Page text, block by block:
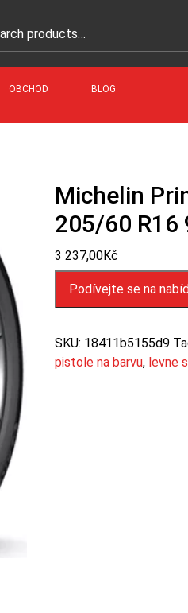
OBCHOD BLOG
Michelin
205/60 R16
3 237,00Kč
Podívejte se na
SKU: 18411b5155d9
pistole na barvu, levne